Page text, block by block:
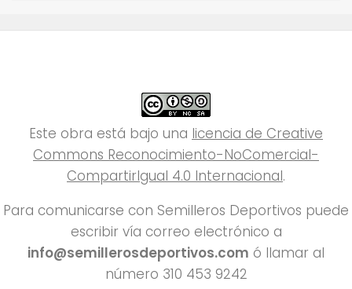
Este obra está bajo una licencia de Creative
Commons Reconocimiento-NoComercial-
CompartirIgual 4.0 Internacional.
Para comunicarse con Semilleros Deportivos puede
escribir vía correo electrónico a
info@semillerosdeportivos.com ó llamar al
número 310 453 9242